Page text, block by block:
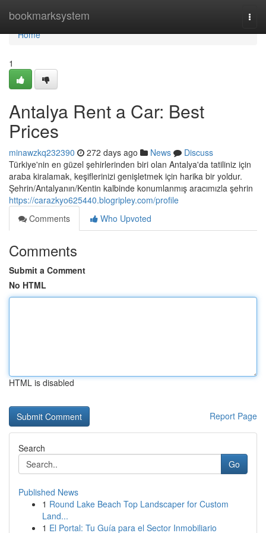
bookmarksystem
Home
Home
1
Antalya Rent a Car: Best
Prices
minawzkq232390 272 days ago News
Discuss
Türkiye'nin en güzel şehirlerinden biri olan Antalya'da tatiliniz için
araba kiralamak, keşiflerinizi genişletmek için harika bir yoldur.
Şehrin/Antalyanın/Kentin kalbinde konumlanmış aracımızla şehrin
https://carazkyo625440.blogripley.com/profile
Comments
Who Upvoted
Comments
Submit a Comment
No HTML
HTML is disabled
Report Page
Search
Go
Published News
1 Round Lake Beach Top Landscaper for Custom
Land...
1 El Portal: Tu Guía para el Sector Inmobiliario